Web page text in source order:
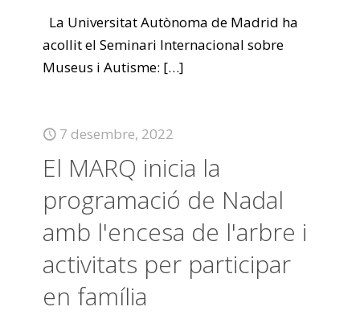
La Universitat Autònoma de Madrid ha
acollit el Seminari Internacional sobre
Museus i Autisme: […]
7 desembre, 2022
El MARQ inicia la
programació de Nadal
amb l'encesa de l'arbre i
activitats per participar
en família